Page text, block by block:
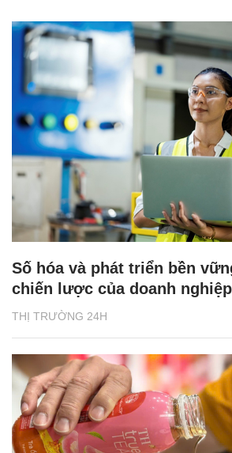
THỊ TRƯỜNG 24H
Số hóa và phát triển bền
chiến lược của doanh